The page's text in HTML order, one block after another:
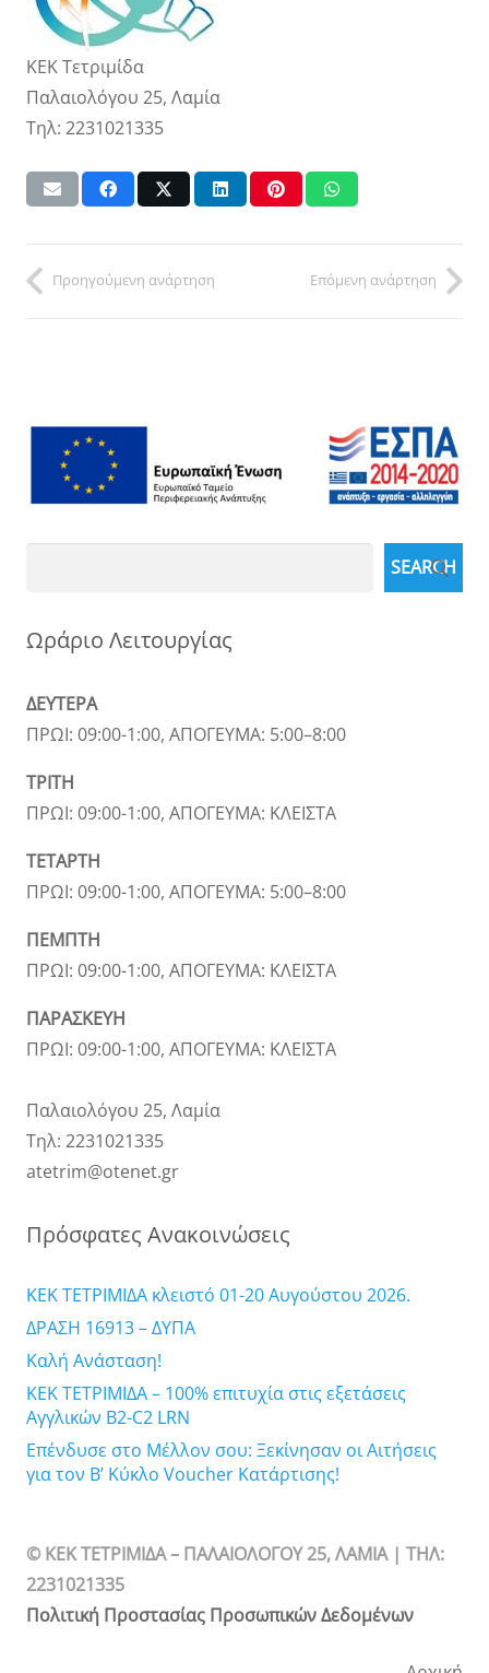
ΚΕΚ Τετριμίδα
Παλαιολόγου 25, Λαμία
Τηλ: 2231021335
Προηγούμενη ανάρτηση Επόμενη ανάρτηση
SEARCH
Ωράριο Λειτουργίας
ΔΕΥΤΕΡΑ
ΠΡΩΙ: 09:00-1:00, ΑΠΟΓΕΥΜΑ: 5:00–8:00
ΤΡΙΤΗ
ΠΡΩΙ: 09:00-1:00, ΑΠΟΓΕΥΜΑ: ΚΛΕΙΣΤΑ
ΤΕΤΑΡΤΗ
ΠΡΩΙ: 09:00-1:00, ΑΠΟΓΕΥΜΑ: 5:00–8:00
ΠΕΜΠΤΗ
ΠΡΩΙ: 09:00-1:00, ΑΠΟΓΕΥΜΑ: ΚΛΕΙΣΤΑ
ΠΑΡΑΣΚΕΥΗ
ΠΡΩΙ: 09:00-1:00, ΑΠΟΓΕΥΜΑ: ΚΛΕΙΣΤΑ
Παλαιολόγου 25, Λαμία
Τηλ: 2231021335
atetrim@otenet.gr
Πρόσφατες Ανακοινώσεις
ΚΕΚ ΤΕΤΡΙΜΙΔΑ κλειστό 01-20 Αυγούστου 2026.
ΔΡΑΣΗ 16913 – ΔΥΠΑ
Καλή Ανάσταση!
ΚΕΚ ΤΕΤΡΙΜΙΔΑ – 100% επιτυχία στις εξετάσεις
Αγγλικών B2-C2 LRN
Επένδυσε στο Μέλλον σου: Ξεκίνησαν οι Αιτήσεις
για τον Β’ Κύκλο Voucher Κατάρτισης!
© ΚΕΚ ΤΕΤΡΙΜΙΔΑ – ΠΑΛΑΙΟΛΟΓΟΥ 25, ΛΑΜΙΑ | TΗΛ:
2231021335
Πολιτική Προστασίας Προσωπικών Δεδομένων